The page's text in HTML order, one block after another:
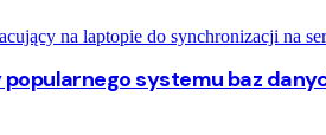
popularnego systemu baz